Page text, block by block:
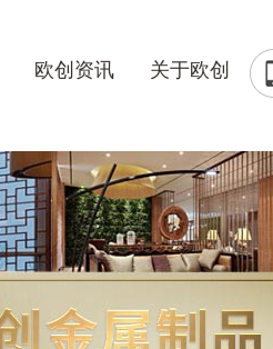
欧创资讯 关于欧创